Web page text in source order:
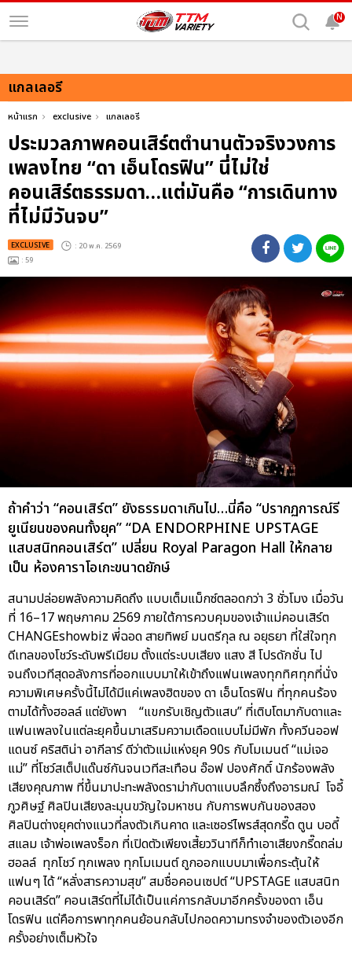
N
แกลเลอรี
หน้าแรก exclusive แกลเลอรี
ประมวลภาพคอนเสิร์ตตำนานตัวจริงวงการ
เพลงไทย “ดา เอ็นโดรฟิน” นี่ไม่ใช่
คอนเสิร์ตธรรมดา…แต่มันคือ “การเดินทาง
ที่ไม่มีวันจบ”
EXCLUSIVE : 20 พ.ค. 2569
: 59
ถ้าคำว่า “คอนเสิร์ต” ยังธรรมดาเกินไป…นี่คือ “ปรากฏการณ์รี
ยูเนียนของคนทั้งยุค” “DA ENDORPHINE UPSTAGE
แสบสนิทคอนเสิร์ต” เปลี่ยน Royal Paragon Hall ให้กลาย
เป็น ห้องคาราโอเกะขนาดยักษ์
สนามปล่อยพลังความคิดถึง แบบเต็มแม็กซ์ตลอดกว่า 3 ชั่วโมง เมื่อวัน
ที่ 16–17 พฤษภาคม 2569 ภายใต้การควบคุมของเจ้าแม่คอนเสิร์ต
CHANGEshowbiz พี่ฉอด สายทิพย์ มนตรีกุล ณ อยุธยา ที่ใส่ใจทุก
ดีเทลของโชว์ระดับพรีเมียม ตั้งแต่ระบบเสียง แสง สี โปรดักชั่น ไป
จนถึงเวทีสุดอลังการที่ออกแบบมาให้เข้าถึงแฟนเพลงทุกทิศทุกที่นั่ง
ความพิเศษครั้งนี้ไม่ได้มีแค่เพลงฮิตของ ดา เอ็นโดรฟิน ที่ทุกคนร้อง
ตามได้ทั้งฮอลล์ แต่ยังพา “แขกรับเชิญตัวแสบ” ที่เติบโตมากับดาและ
แฟนเพลงในแต่ละยุคขึ้นมาเสริมความเดือดแบบไม่มีพัก ทั้งควีนออฟ
แดนซ์ คริสติน่า อากีลาร์ ดีว่าตัวแม่แห่งยุค 90s กับโมเมนต์ “แม่เจอ
แม่” ที่โชว์สเต็ปแด๊นซ์กันจนเวทีสะเทือน อ๊อฟ ปองศักดิ์ นักร้องพลัง
เสียงคุณภาพ ที่ขึ้นมาปะทะพลังดราม่ากับดาแบบลึกซึ้งถึงอารมณ์ โจอี้
ภูวศิษฐ์ ศิลปินเสียงละมุนขวัญใจมหาชน กับการพบกันของสอง
ศิลปินต่างยุคต่างแนวที่ลงตัวเกินคาด และเซอร์ไพรส์สุดกรี๊ด ตูน บอดี้
สแลม เจ้าพ่อเพลงร็อก ที่เปิดตัวเพียงเสี้ยววินาทีก็ทำเอาเสียงกรี๊ดถล่ม
ฮอลล์ ทุกโชว์ ทุกเพลง ทุกโมเมนต์ ถูกออกแบบมาเพื่อกระตุ้นให้
แฟนๆ ได้ “หลั่งสารความสุข” สมชื่อคอนเซปต์ “UPSTAGE แสบสนิท
คอนเสิร์ต” คอนเสิร์ตที่ไม่ได้เป็นแค่การกลับมาอีกครั้งของดา เอ็น
โดรฟิน แต่คือการพาทุกคนย้อนกลับไปกอดความทรงจำของตัวเองอีก
ครั้งอย่างเต็มหัวใจ